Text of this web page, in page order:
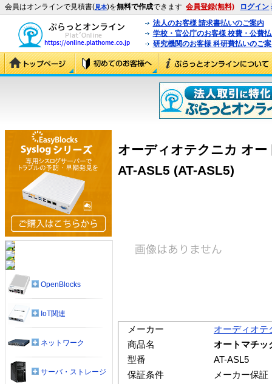
会員はオンラインで見積書(見本)を無料で作成できます 会員登録(無料) ログイン
法人のお客様 請求書払いのご案内
学校・官公庁のお客様 校費・公費
研究機関のお客様 科研費払いのご
オーディオテクニカ オ
AT-ASL5 (AT-ASL5)
メーカー
オーディオテ
商品名
オートマチッ
型番
AT-ASL5
保証条件
メーカー保証
OpenBlocks
IoT関連
ネットワーク
サーバ・ストレージ